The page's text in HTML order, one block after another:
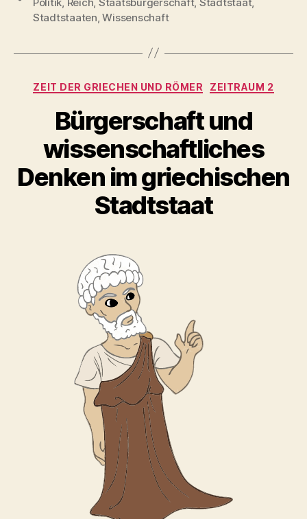
Stadtstaaten ,Wissenschaft
Kategorien
ZEIT DER GRIECHEN UND RÖMER ZEITRAUM 2
Bürgerschaft und
wissenschaftliches
Denken im griechischen
Stadtstaat